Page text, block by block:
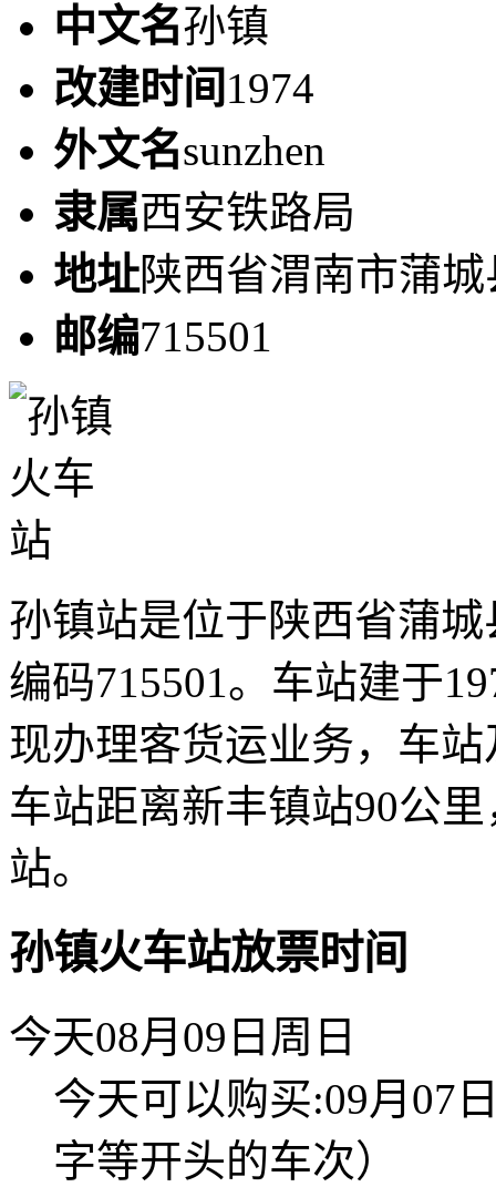
中文名孙镇
改建时间 1974
外文名sunzhen
隶属西安铁路局
地址陕西省渭南市蒲
邮编715501
孙镇站是位于陕西省蒲
编码715501。车站建于
现办理客货运业务，车
车站距离新丰镇站90公
站。
孙镇火车站放票时间
今天08月09日周日
今天可以购买:09月07
字等开头的车次）